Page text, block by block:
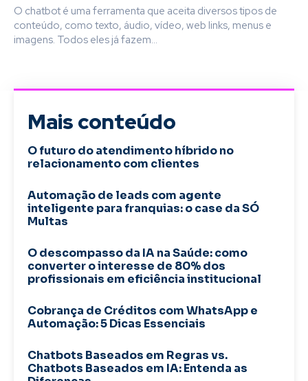
O chatbot é uma ferramenta que aceita diversos tipos de
conteúdo, como texto, áudio, vídeo, web links, menus e
imagens. Todos eles já fazem...
Mais conteúdo
O futuro do atendimento híbrido no
relacionamento com clientes
Automação de leads com agente
inteligente para franquias: o case da SÓ
Multas
O descompasso da IA na Saúde: como
converter o interesse de 80% dos
profissionais em eficiência institucional
Cobrança de Créditos com WhatsApp e
Automação: 5 Dicas Essenciais
Chatbots Baseados em Regras vs.
Chatbots Baseados em IA: Entenda as